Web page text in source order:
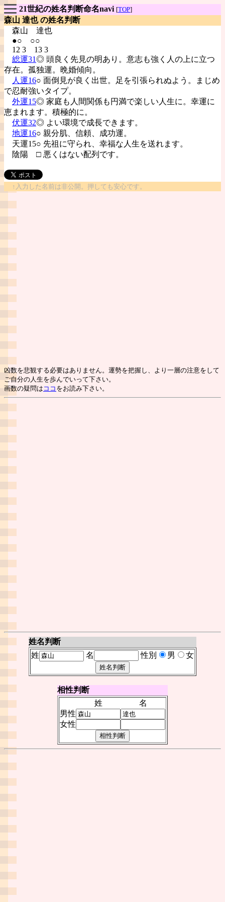
21世紀の姓名判断命名navi [TOP]
森山 達也 の姓名判断
森山 達也
●○ ○○
12 3 13 3
総運31◎ 頭良く先見の明あり。意志も強く人の上に立つ
存在。孤独運。晩婚傾向。
人運16○ 面倒見が良く出世。足を引張られぬよう。まじめ
で忍耐強いタイプ。
外運15◎ 家庭も人間関係も円満で楽しい人生に。幸運に
恵まれます。積極的に。
伏運32◎ よい環境で成長できます。
地運16○ 親分肌、信頼、成功運。
天運15○ 先祖に守られ、幸福な人生を送れます。
陰陽 □ 悪くはない配列です。
↑入力した名前は非公開。押しても安心です。
凶数を悲観する必要はありません。運勢を把握し、より一層の注意をして
ご自分の人生を歩んでいって下さい。
画数の疑問は ココ をお読み下さい。
姓名判断
姓
名 性別 男 女
相性判断
姓
名
男性
女性